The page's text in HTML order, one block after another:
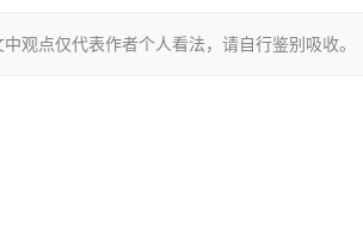
中观点仅代表作者个人看法，请自行鉴别吸收。